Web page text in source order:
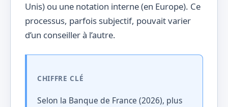
Unis) ou une notation interne (en Europe). Ce
processus, parfois subjectif, pouvait varier
d’un conseiller à l’autre.
CHIFFRE CLÉ
Selon la Banque de France (2026), plus